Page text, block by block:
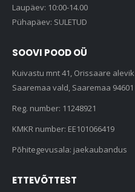
Laupäev: 10:00-14.00
Pühapäev: SULETUD
SOOVI POOD OÜ
Kuivastu mnt 41, Orissaare alevik
Saaremaa vald, Saaremaa 94601
Reg. number: 11248921
KMKR number: EE101066419
Põhitegevusala: jaekaubandus
ETTEVÕTTEST